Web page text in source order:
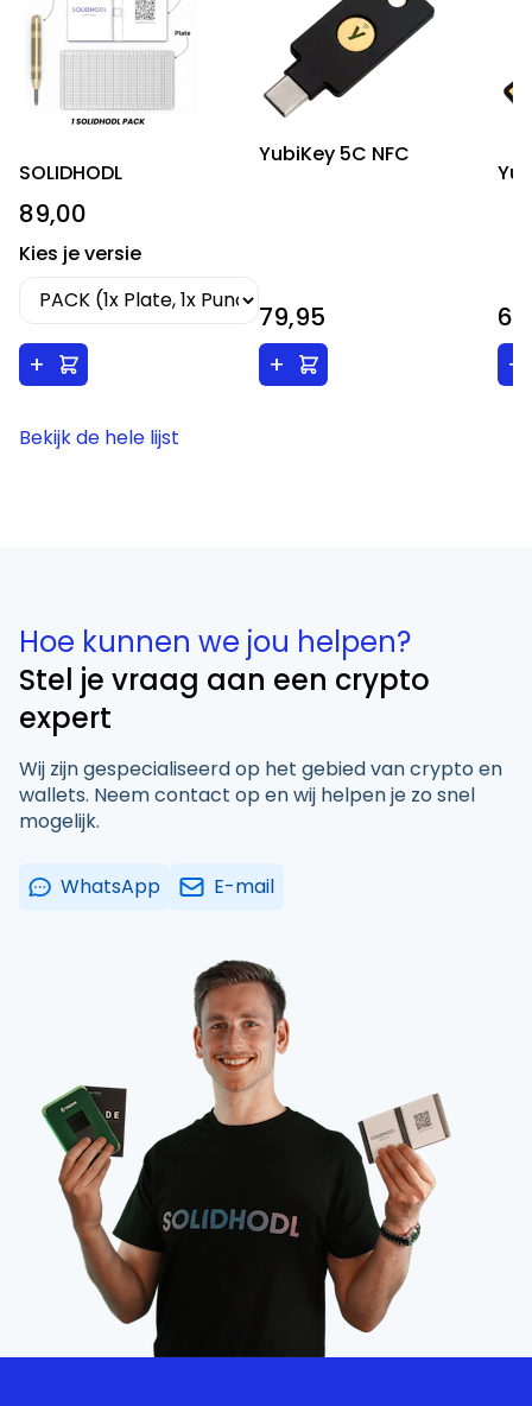
SOLIDHODL
89,00
Kies je versie
+
YubiKey 5C NFC
79,95
+
+
Bekijk de hele lijst
Hoe kunnen we jou helpen?
Stel je vraag aan een crypto
expert
Wij zijn gespecialiseerd op het gebied van crypto en
wallets. Neem contact op en wij helpen je zo snel
mogelijk.
WhatsApp E-mail